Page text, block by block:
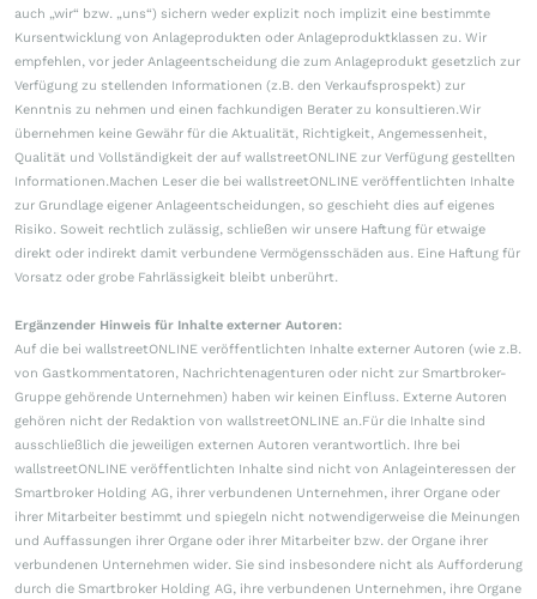
auch „wir“ bzw. „uns“) sichern weder explizit noch implizit eine bestimmte
Kursentwicklung von Anlageprodukten oder Anlageproduktklassen zu. Wir
empfehlen, vor jeder Anlageentscheidung die zum Anlageprodukt gesetzlich zur
Verfügung zu stellenden Informationen (z.B. den Verkaufsprospekt) zur
Kenntnis zu nehmen und einen fachkundigen Berater zu konsultieren.Wir
übernehmen keine Gewähr für die Aktualität, Richtigkeit, Angemessenheit,
Qualität und Vollständigkeit der auf wallstreetONLINE zur Verfügung gestellten
Informationen.Machen Leser die bei wallstreetONLINE veröffentlichten Inhalte
zur Grundlage eigener Anlageentscheidungen, so geschieht dies auf eigenes
Risiko. Soweit rechtlich zulässig, schließen wir unsere Haftung für etwaige
direkt oder indirekt damit verbundene Vermögensschäden aus. Eine Haftung für
Vorsatz oder grobe Fahrlässigkeit bleibt unberührt.
Ergänzender Hinweis für Inhalte externer Autoren:
Auf die bei wallstreetONLINE veröffentlichten Inhalte externer Autoren (wie z.B.
von Gastkommentatoren, Nachrichtenagenturen oder nicht zur Smartbroker-
Gruppe gehörende Unternehmen) haben wir keinen Einfluss. Externe Autoren
gehören nicht der Redaktion von wallstreetONLINE an.Für die Inhalte sind
ausschließlich die jeweiligen externen Autoren verantwortlich. Ihre bei
wallstreetONLINE veröffentlichten Inhalte sind nicht von Anlageinteressen der
Smartbroker Holding AG, ihrer verbundenen Unternehmen, ihrer Organe oder
ihrer Mitarbeiter bestimmt und spiegeln nicht notwendigerweise die Meinungen
und Auffassungen ihrer Organe oder ihrer Mitarbeiter bzw. der Organe ihrer
verbundenen Unternehmen wider. Sie sind insbesondere nicht als Aufforderung
durch die Smartbroker Holding AG, ihre verbundenen Unternehmen, ihre Organe